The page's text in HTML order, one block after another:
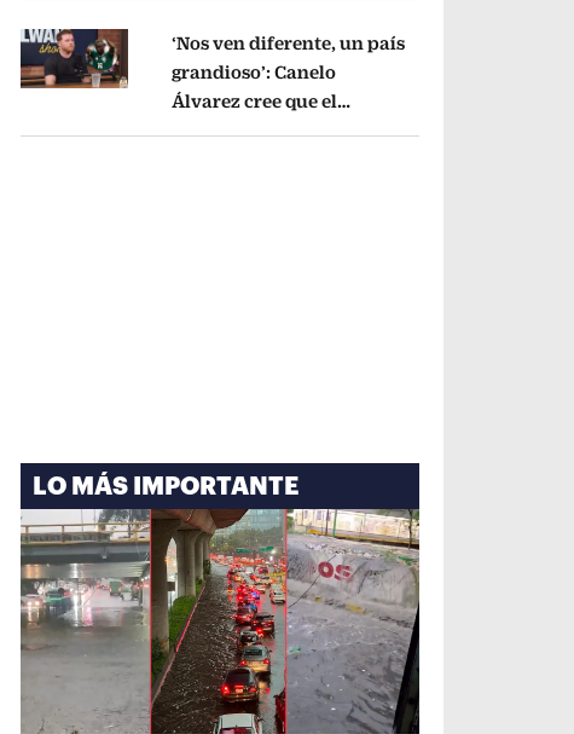
Opens in new window
‘Nos ven diferente, un país
grandioso’: Canelo
Álvarez cree que el
LO MÁS IMPORTANTE